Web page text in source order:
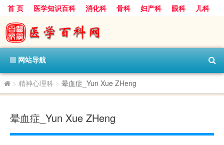
首 页 医学知识百科 消化科 骨科 妇产科 眼科
儿科
心血管病科
呼吸科 神经科
内分泌科
口腔科
网站导航
> 精神心理科 > 晕血症_Yun Xue ZHeng
晕血症_Yun Xue ZHeng